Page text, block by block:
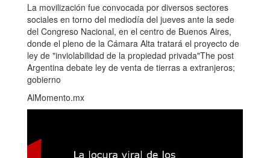
La movilización fue convocada por diversos sectores
sociales en torno del mediodía del jueves ante la sede
del Congreso Nacional, en el centro de Buenos Aires,
donde el pleno de la Cámara Alta tratará el proyecto de
ley de "inviolabilidad de la propiedad privada"The post
Argentina debate ley de venta de tierras a extranjeros;
gobierno
AlMomento.mx